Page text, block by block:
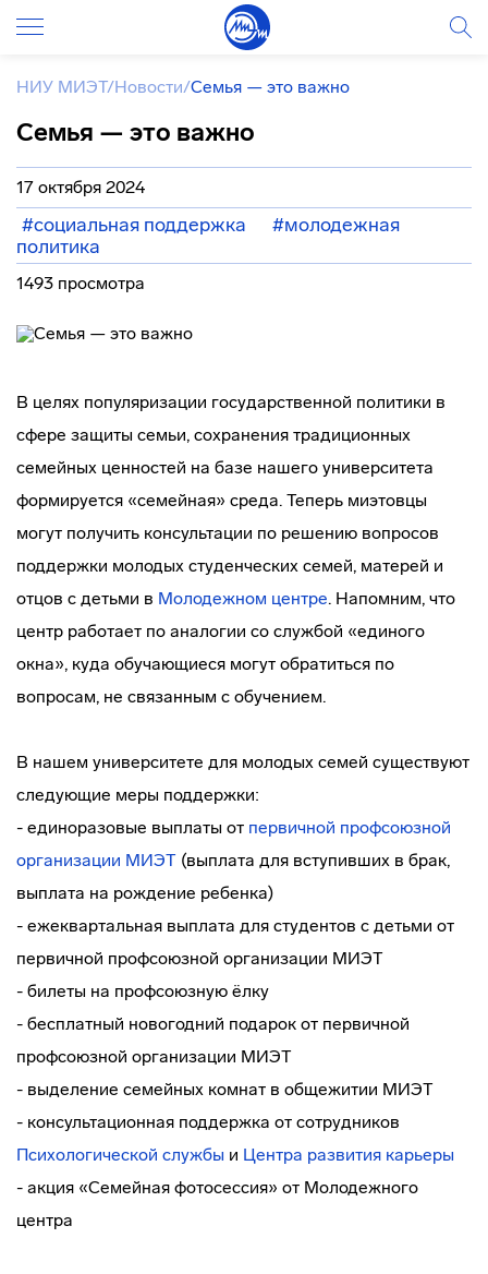
НИУ МИЭТ/Новости/Семья — это важно
Семья — это важно
17 октября 2024
#социальная поддержка
#молодежная
политика
1493 просмотра
В целях популяризации государственной политики в
сфере защиты семьи, сохранения традиционных
семейных ценностей на базе нашего университета
формируется «семейная» среда. Теперь миэтовцы
могут получить консультации по решению вопросов
поддержки молодых студенческих семей, матерей и
отцов с детьми в Молодежном центре. Напомним, что
центр работает по аналогии со службой «единого
окна», куда обучающиеся могут обратиться по
вопросам, не связанным с обучением.
В нашем университете для молодых семей существуют
следующие меры поддержки:
- единоразовые выплаты от первичной профсоюзной
организации МИЭТ (выплата для вступивших в брак,
выплата на рождение ребенка)
- ежеквартальная выплата для студентов с детьми от
первичной профсоюзной организации МИЭТ
- билеты на профсоюзную ёлку
- бесплатный новогодний подарок от первичной
профсоюзной организации МИЭТ
- выделение семейных комнат в общежитии МИЭТ
- консультационная поддержка от сотрудников
Психологической службы и Центра развития карьеры
- акция «Семейная фотосессия» от Молодежного
центра